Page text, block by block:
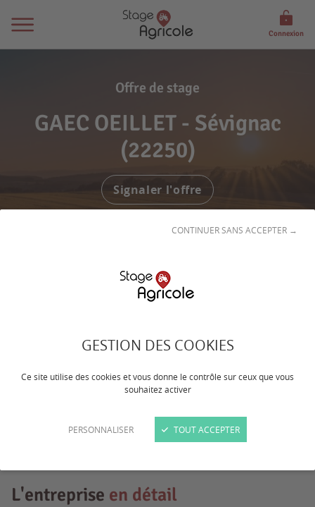
GESTION DES COOKIES
Ce site utilise des cookies et vous donne le contrôle sur ceux que vous
souhaitez activer
PERSONNALISER
CONTINUER SANS ACCEPTER →
TOUT ACCEPTER
Connexion
Offre de stage
GAEC OEILLET - Sévignac
(22250)
Signaler l'offre
vaches de race brune et holstein deux
robots de traite -100 ha tout matériel en
génétique bovine
L'entreprise en détail